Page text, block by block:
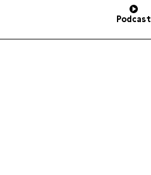
Podcast